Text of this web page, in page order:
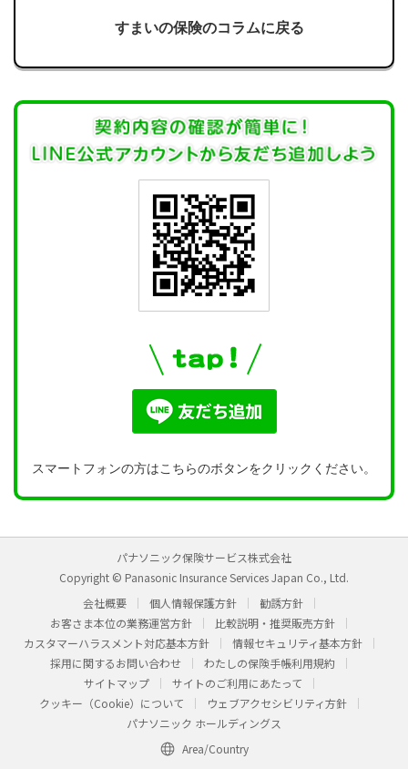
すまいの保険のコラムに戻る
スマートフォンの方はこちらのボタンをクリックください。
パナソニック保険サービス株式会社
Copyright © Panasonic Insurance Services Japan Co., Ltd.
会社概要
個人情報保護方針
勧誘方針
お客さま本位の業務運営方針
比較説明・推奨販売方針
カスタマーハラスメント対応基本方針
情報セキュリティ基本方針
採用に関するお問い合わせ
わたしの保険手帳利用規約
サイトマップ
サイトのご利用にあたって
クッキー（Cookie）について
ウェブアクセシビリティ方針
パナソニック ホールディングス
Area/Country